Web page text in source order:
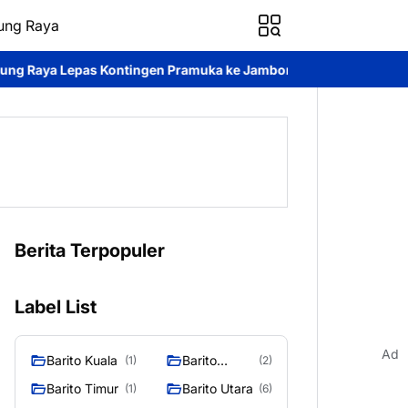
Raya
Pramuka ke Jambore Nasional XII Disdukcapil Murung
Berita Terpopuler
Label List
Barito Kuala (1)
Barito
(2)
Barito Timur (1) Barito Utara (6)
Ad